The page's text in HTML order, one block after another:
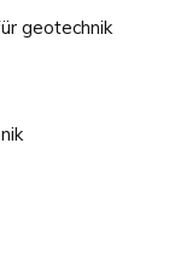
geotechnik